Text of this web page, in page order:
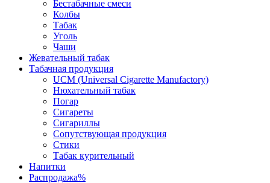
Бестабачные смеси
Колбы
Табак
Уголь
Чаши
Жевательный табак
Табачная продукция
UCM (Universal Cigarette Manufactory)
Нюхательный табак
Погар
Сигареты
Сигариллы
Сопутствующая продукция
Стики
Табак курительный
Напитки
Распродажа%